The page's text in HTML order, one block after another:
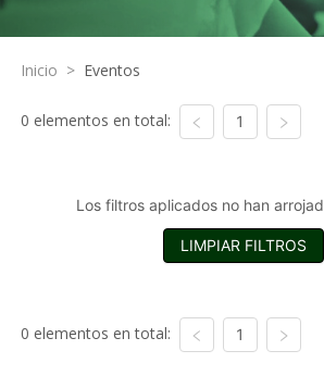
Inicio > Eventos
0 elementos en total: 1
Los filtros aplicados no han
LIMPIAR FILTROS
0 elementos en total: 1